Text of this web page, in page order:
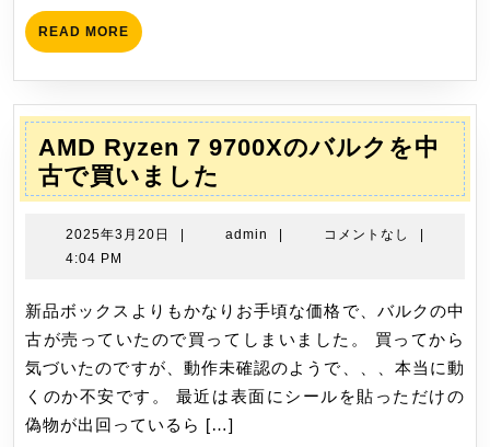
ま
し
た！
READ MORE READ
MORE
AMD Ryzen 7 9700Xのバルクを中
古で買いました
Ryzen
7
バ
ル
ク
を
中
2025年3月20日
2025
月
20
admin admin コメントなし
4:04 PM
新品ボックスよりもかなりお手頃な価格で、バルクの中
古が売っていたので買ってしまいました。 買ってから
気づいたのですが、動作未確認のようで、、、本当に動
くのか不安です。 最近は表面にシールを貼っただけの
偽物が出回っているら […]